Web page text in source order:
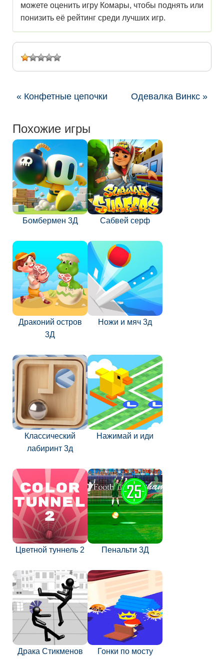
можете оценить игру Комары, чтобы поднять или
понизить её рейтинг среди лучших игр.
« Конфетные цепочки Одевалка Винкс »
Похожие игры
Бомбермен 3Д Сабвей серф
Драконий остров
3Д
Ножи и мяч 3д
Классический
лабиринт 3д
Нажимай и иди
Цветной туннель 2 Пенальти 3Д
Драка Стикменов Гонки по мосту